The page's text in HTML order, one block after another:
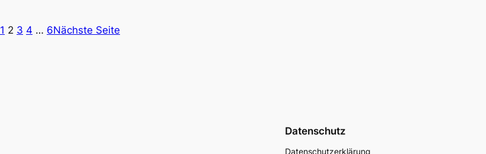
1 2 3 4 … 6Nächste Seite
Datenschutz
Datenschutzerklärung